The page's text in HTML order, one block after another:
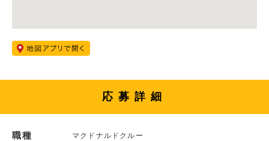
応募詳細
職種 マクドナルドクルー